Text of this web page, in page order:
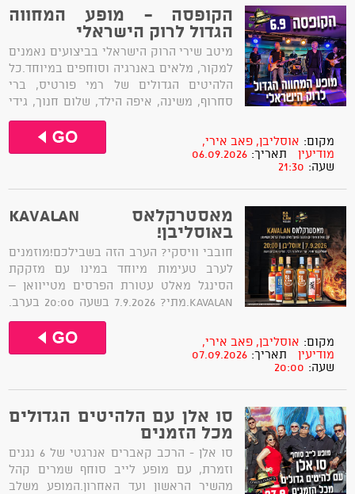
הקופסה - מופע המחווה
הגדול לרוק הישראלי
מיטב שירי הרוק הישראלי בביצועים נאמנים
למקור, מלאים באנרגיה וסוחפים במיוחד.כל
הלהיטים הגדולים של רמי פורטיס, ברי
סחרוף, משינה, איפה הילד, שלום חנוך, גידי
גוב, תיסלם, בנזין, מופע הארנבות של ד"ר
קספר, המכשפות, נקמת הטרקטור, החברים
של נטאשה, זקני צפת, מוניקה סקס, כוורת
מקום: אוסליבן, פאב אירי,
מודיעין
תאריך: 06.09.2026
שעה: 21:30
מאסטרקלאס KAVALAN
באוסליבן!
​חובבי וויסקי? הערב הזה בשבילכם!מוזמנים
לערב טעימות מיוחד במינו עם מזקקת
הסינגל מאלט עטורת הפרסים מטייוואן –
KAVALAN. ​מתי? 7.9.2026 בשעה 20:00 בערב.
איפה? אוסליבן בר אירי, רחוב החרט 3,
מודיעין מכבים רעותמחיר: 195 שקלים לאדם. ​
תפריט הטעימות של הערב:• קוואלן לאן•
מקום: אוסליבן, פאב אירי,
מודיעין
תאריך: 07.09.2026
שעה: 20:00
סו אלן עם הלהיטים הגדולים
מכל הזמנים
סו אלן - הרכב קאברים אנרגטי של 6 נגנים
וזמרת, עם מופע לייב סוחף שמרים קהל
מהשיר הראשון ועד האחרון.המופע משלב